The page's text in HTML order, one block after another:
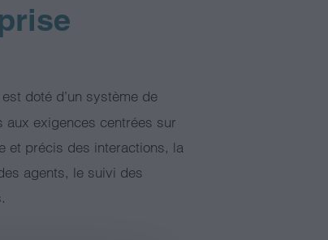
doté d’un système de
aux exigences centrées sur
et précis des interactions, la
agents, le suivi des